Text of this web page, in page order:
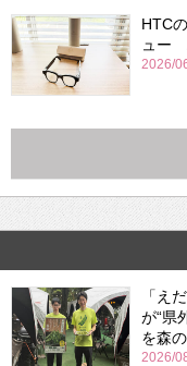
HTC
ュー
2026/
「え
が“県
を森
2026/